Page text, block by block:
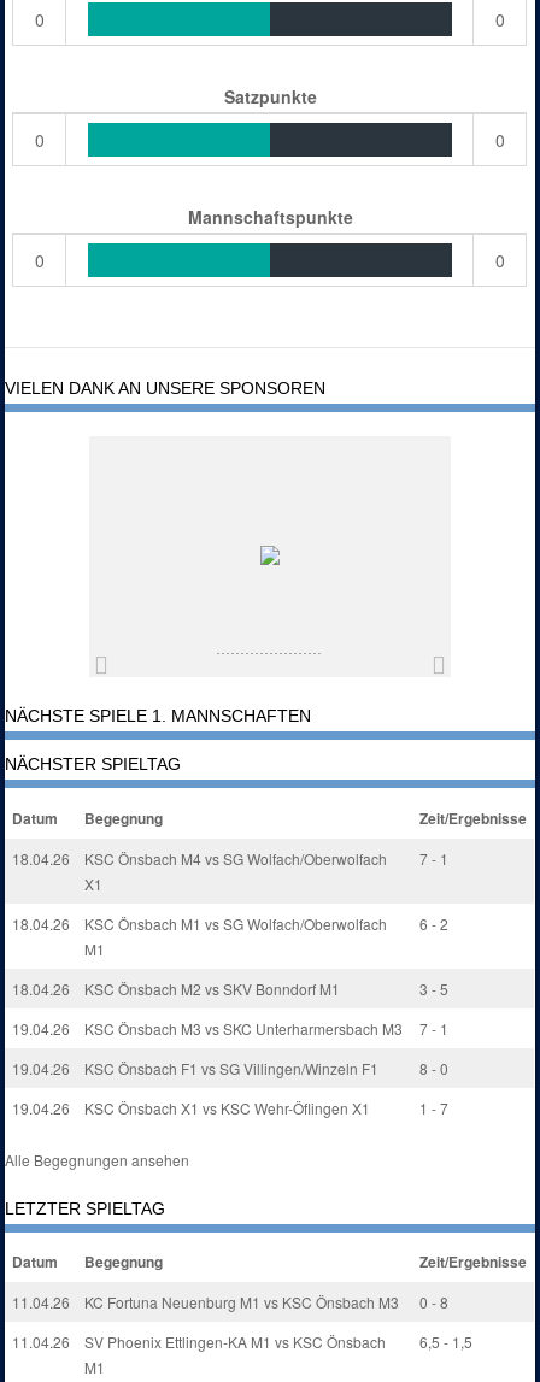
0 0
Satzpunkte
0
0
Mannschaftspunkte
0
0
VIELEN DANK AN UNSERE SPONSOREN
NÄCHSTE SPIELE 1. MANNSCHAFTEN
NÄCHSTER SPIELTAG
Datum Begegnung Zeit/Ergebnisse
18.04.26
KSC Önsbach M4 vs SG Wolfach/Oberwolfach
X1
7 - 1
18.04.26
KSC Önsbach M1 vs SG Wolfach/Oberwolfach
M1
6 - 2
18.04.26 KSC Önsbach M2 vs SKV Bonndorf M1
3 - 5
19.04.26
KSC Önsbach M3 vs SKC Unterharmersbach M3
7 - 1
19.04.26
KSC Önsbach F1 vs SG Villingen/Winzeln F1
8 - 0
19.04.26
KSC Önsbach X1 vs KSC Wehr-Öflingen X1 1 - 7
Alle Begegnungen ansehen
LETZTER SPIELTAG
Datum Begegnung Zeit/Ergebnisse
11.04.26 KC Fortuna Neuenburg M1 vs KSC Önsbach M3
0 - 8
11.04.26
SV Phoenix Ettlingen-KA M1 vs KSC Önsbach
M1
6,5 - 1,5